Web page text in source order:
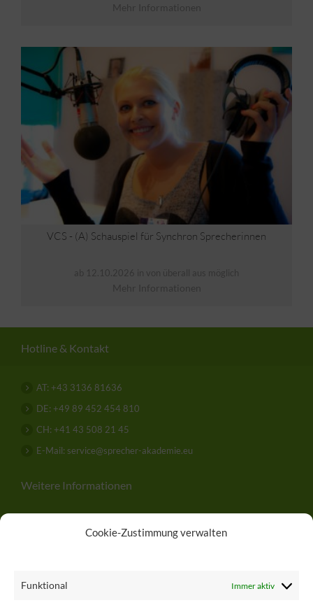
Cookie-Zustimmung verwalten
Funktional Immer aktiv
Mehr Informationen
VCS - (A) Schauspiel für Synchron Sprecherinnen
ab 12.10.2026 in von überall aus möglich
Mehr Informationen
Hotline & Kontakt
AT: +43 3136 81636
DE: +49 89 452 454 810
CH: +41 43 508 21 45
E-Mail: service@sprecher-akademie.eu
Weitere Informationen
Impressum & Datenschutz